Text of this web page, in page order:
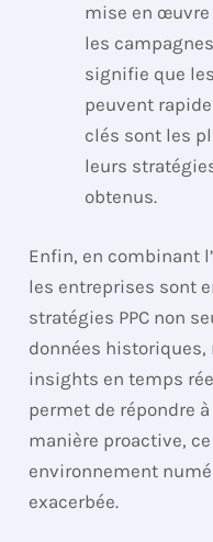
mise en
les
signifie que
peuvent
clés sont les
leurs
obtenus.
Enfin, en combinant
les entreprises sont
stratégies PPC non
données
insights en temps
permet de répondre
manière proactive,
environnement
exacerbée.